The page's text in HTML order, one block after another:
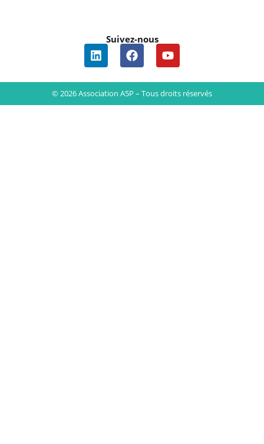
Suivez-nous
© 2026 Association A5P – Tous droits réservés